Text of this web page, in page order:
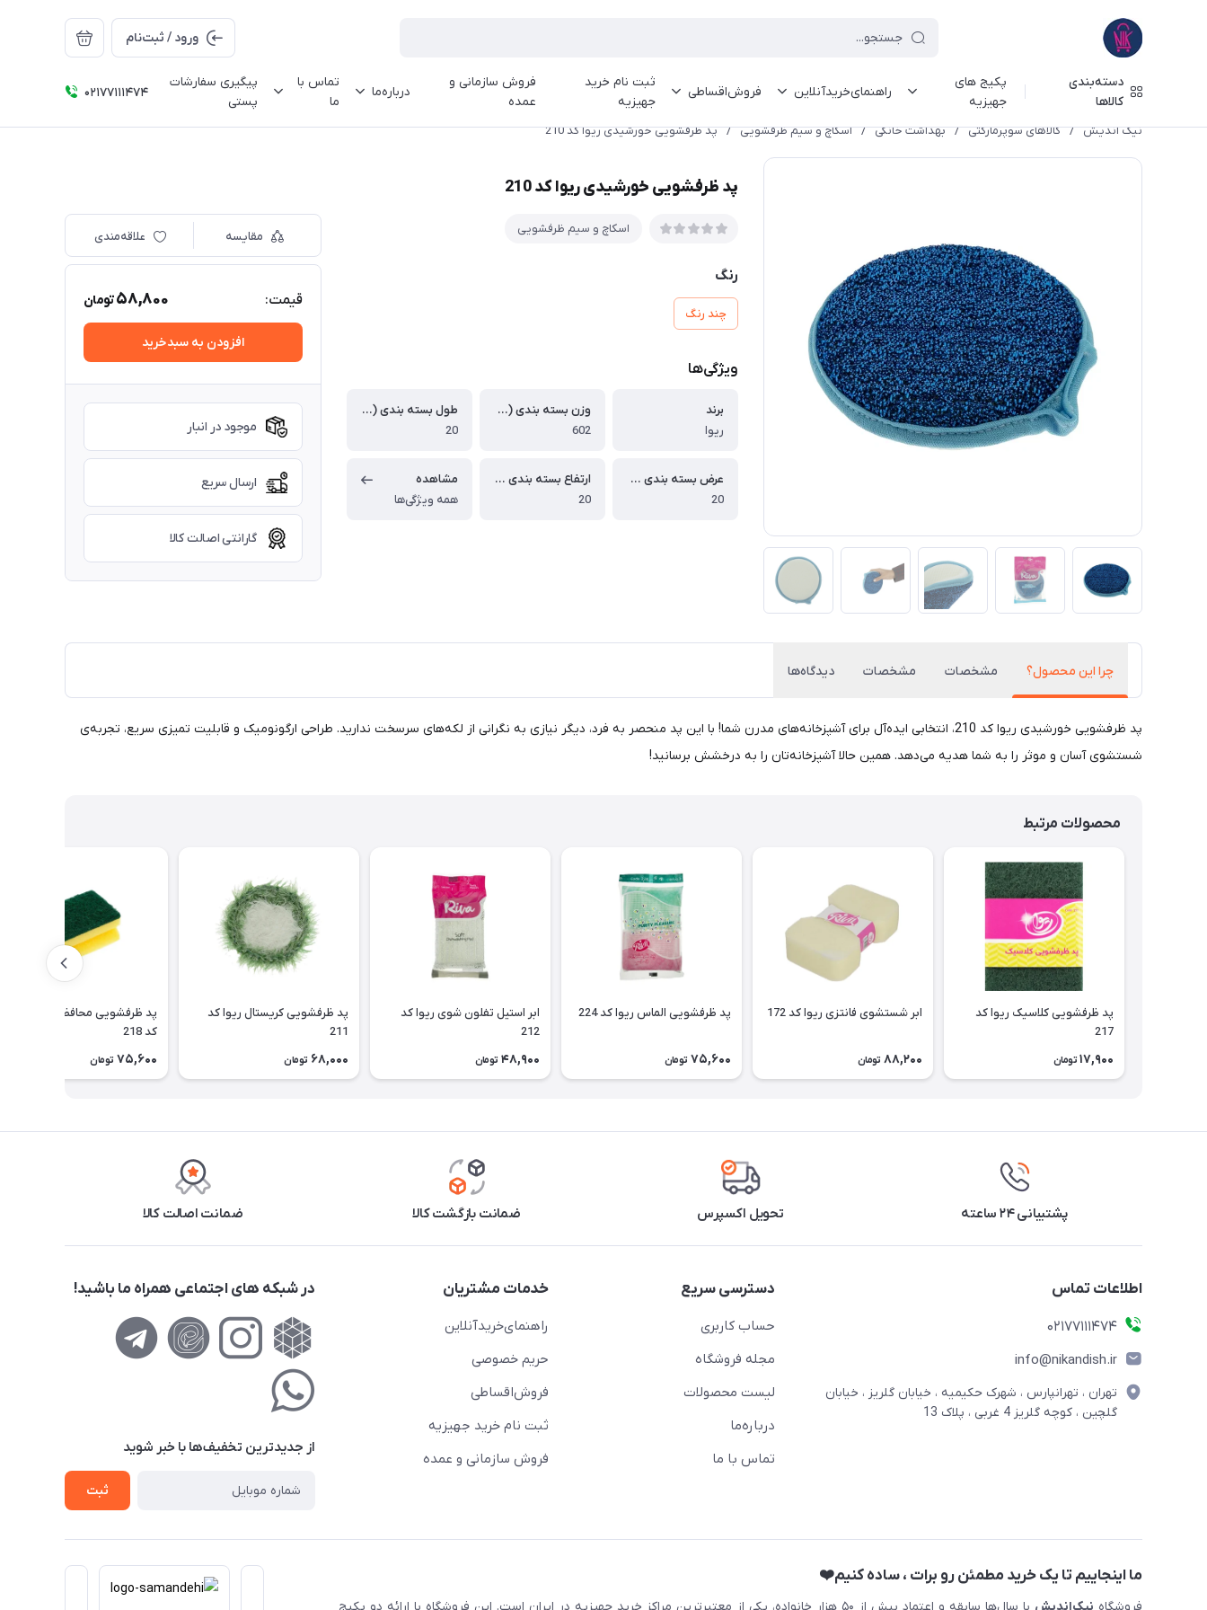
ورود / ثبت‌نام
دسته‌بندی
کالاها
پکیج های
جهیزیه
راهنمای‌خرید‌آنلاین فروش‌اقساطی
ثبت نام خرید
جهیزیه
فروش سازمانی و
عمده
درباره‌ما
تماس با
ما
پیگیری سفارشات
پستی
02177111474
نیک اندیش / کالاهای سوپرمارکتی / بهداشت خانگی / اسکاچ و سیم ظرفشویی / پد ظرفشویی خورشیدی ریوا کد 210
پد ظرفشویی خورشیدی ریوا کد 210
اسکاچ و سیم ظرفشویی
رنگ
چند رنگ
ویژگی‌ها
برند
ریوا
وزن بسته بندی (گرم)
602
طول بسته بندی (سانتی متر)
20
عرض بسته بندی (سانتی متر)
20
ارتفاع بسته بندی (سانتی متر)
20
مشاهده
همه ویژگی‌ها
مقایسه علاقه‌مندی
قیمت: 58,800تومان
افزودن به سبدخرید
موجود در انبار
ارسال سریع
گارانتی اصالت کالا
چرا این محصول؟ مشخصات مشخصات دیدگاه‌ها
پد ظرفشویی خورشیدی ریوا کد 210، انتخابی ایده‌آل برای آشپزخانه‌های مدرن شما! با این پد منحصر به فرد، دیگر نیازی به نگرانی از لکه‌های سرسخت ندارید. طراحی ارگونومیک و قابلیت تمیزی سریع، تجربه‌ی
شستشوی آسان و موثر را به شما هدیه می‌دهد. همین حالا آشپزخانه‌تان را به درخشش برسانید!
محصولات مرتبط
پد ظرفشویی کلاسیک ریوا کد
217
17,900 تومان
ابر شستشوی فانتزی ریوا کد 172
88,200 تومان
پد ظرفشویی الماس ریوا کد 224
75,600 تومان
ابر استیل تفلون شوی ریوا کد
212
48,900 تومان
پد ظرفشویی کریستال ریوا کد
211
68,000 تومان
پد ظرفشویی محافظ ناخن ریوا
کد 218
75,600 تومان
پشتیبانی ۲۴ ساعته تحویل اکسپرس ضمانت بازگشت کالا ضمانت اصالت کالا
اطلاعات تماس
02177111474
info@nikandish.ir
تهران ، تهرانپارس ، شهرک حکیمیه ، خیابان گلریز ، خیابان
گلچین ، کوچه گلریز 4 غربی ، پلاک 13
دسترسی سریع
حساب کاربری
مجله فروشگاه
لیست محصولات
درباره‌ما
تماس با ما
خدمات مشتریان
راهنمای‌خرید‌آنلاین
حریم خصوصی
فروش‌اقساطی
ثبت نام خرید جهیزیه
فروش سازمانی و عمده
در شبکه های اجتماعی همراه ما باشید!
از جدید‌ترین تخفیف‌ها با‌ خبر شوید
ثبت
ما اینجاییم تا یک خرید مطمئن رو برات ، ساده کنیم❤️